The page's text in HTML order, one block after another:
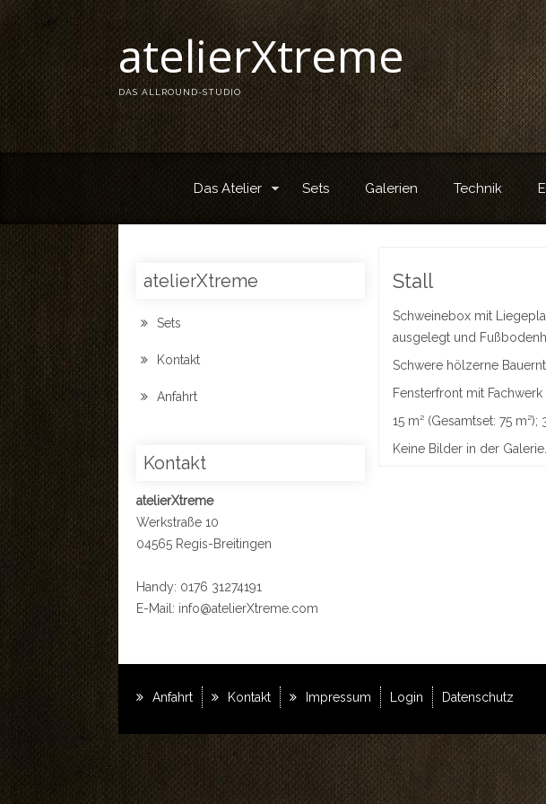
atelierXtreme
DAS ALLROUND-STUDIO
Das Atelier Sets Galerien Technik
atelierXtreme
Sets
Kontakt
Anfahrt
Kontakt
atelierXtreme
Werkstraße 10
04565 Regis-Breitingen
Handy: 0176 31274191
E-Mail: info@atelierXtreme.com
Stall
Schweinebox mit
ausgelegt und
Schwere hölzerne
Fensterfront mit
15 m² (Gesamtset: 75
Keine Bilder in der Galerie.
Anfahrt Kontakt Impressum Login Datenschutz